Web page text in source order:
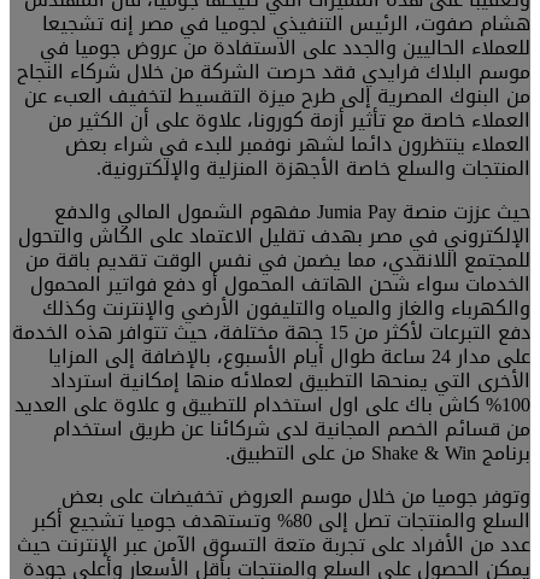
هشام صفوت، الرئيس التنفيذي لجوميا في مصر إنه تشجيعا
للعملاء الحاليين والجدد على الاستفادة من عروض جوميا في
موسم البلاك فرايدي فقد حرصت الشركة من خلال شركاء النجاح
من البنوك المصرية إلى طرح ميزة التقسيط لتخفيف العبء عن
العملاء خاصة مع تأثير أزمة كورونا، علاوة على أن الكثير من
العملاء ينتظرون دائما لشهر نوفمبر للبدء في شراء بعض
المنتجات والسلع خاصة الأجهزة المنزلية والإلكترونية.
حیث عززت منصة Jumia Pay مفهوم الشمول المالي والدفع
الإلكتروني في مصر بهدف تقليل الاعتماد على الكاش والتحول
للمجتمع اللانقدي، مما يضمن في نفس الوقت تقديم باقة من
الخدمات سواء شحن الهاتف المحمول أو دفع فواتير المحمول
والكهرباء والغاز والمياه والتليفون الأرضي والإنترنت وكذلك
دفع التبرعات لأكثر من 15 جهة مختلفة، حيث تتوافر هذه الخدمة
على مدار 24 ساعة طوال أيام الأسبوع، بالإضافة إلى المزايا
الأخرى التي يمنحها التطبیق لعملائه منها إمكانية استرداد
100% كاش باك على اول استخدام للتطبيق و علاوة على العديد
من قسائم الخصم المجانية لدى شركائنا عن طريق استخدام
برنامج Shake & Win من على التطبيق.
وتوفر جوميا من خلال موسم العروض تخفيضات على بعض
السلع والمنتجات تصل إلى 80% وتستهدف جوميا تشجيع أكبر
عدد من الأفراد على تجربة متعة التسوق الآمن عبر الإنترنت حيث
يمكن الحصول على السلع والمنتجات بأقل الأسعار وأعلى جودة